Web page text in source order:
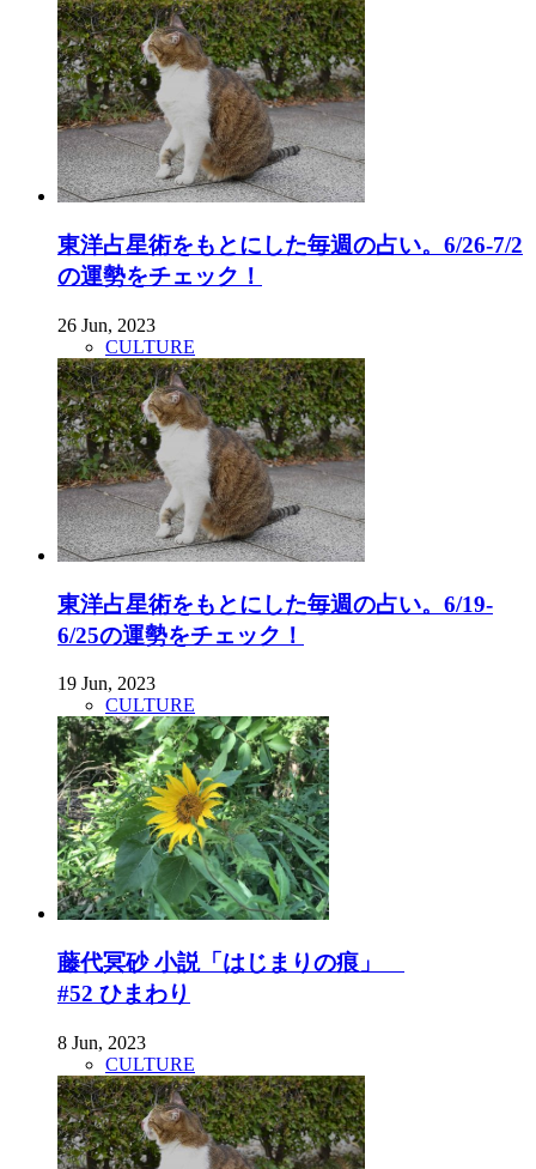
東洋占星術をもとにした毎週の占い。6/26-7/2
の運勢をチェック！
26 Jun, 2023
CULTURE
東洋占星術をもとにした毎週の占い。6/19-
6/25の運勢をチェック！
19 Jun, 2023
CULTURE
藤代冥砂 小説「はじまりの痕」
#52 ひまわり
8 Jun, 2023
CULTURE